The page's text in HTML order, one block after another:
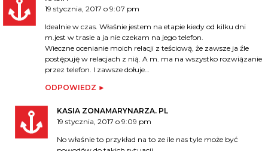
19 stycznia, 2017 o 9:07 pm
Idealnie w czas. Właśnie jestem na etapie kiedy od kilku dni
m.jest w trasie a ja nie czekam na jego telefon.
Wieczne ocenianie moich relacji z teściową, że zawsze ja źle
postępuję w relacjach z nią. A m. ma na wszystko rozwiązanie
przez telefon. I zawsze dołuje…
ODPOWIEDZ
KASIA ZONAMARYNARZA. PL
19 stycznia, 2017 o 9:09 pm
No właśnie to przykład na to ze ile nas tyle może być